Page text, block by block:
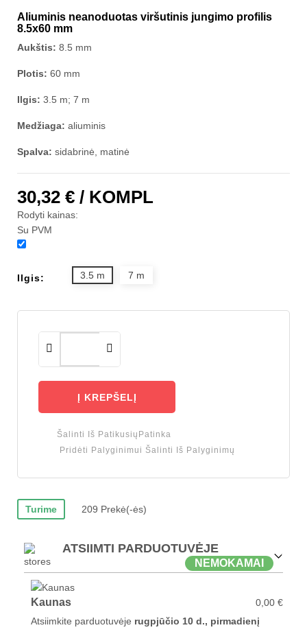
Aliuminis neanoduotas viršutinis jungimo profilis
8.5x60 mm
Aukštis: 8.5 mm
Plotis: 60 mm
Ilgis: 3.5 m; 7 m
Medžiaga: aliuminis
Spalva: sidabrinė, matinė
30,32 € / KOMPL
Rodyti kainas:
Su PVM
Ilgis: 3.5 m 7 m
Į KREPŠELĮ
Šalinti Iš Patikusių Patinka
Pridėti Palyginimui Šalinti Iš Palyginimų
Turime 209 Prekė(-ės)
ATSIIMTI PARDUOTUVĖJE
NEMOKAMAI
Kaunas
0,00 €
Atsiimkite parduotuvėje rugpjūčio 10 d., pirmadienį